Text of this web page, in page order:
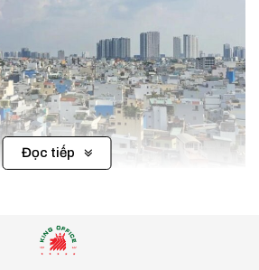
được sáp nhập bởi các
Đọc tiếp